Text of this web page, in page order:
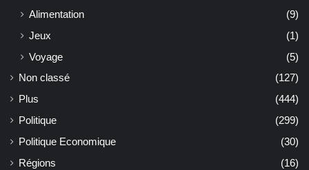
Alimentation
(9)
Jeux
(1)
Voyage
(5)
Non classé
(127)
Plus
(444)
Politique
(299)
Politique Economique
(30)
Régions
(16)